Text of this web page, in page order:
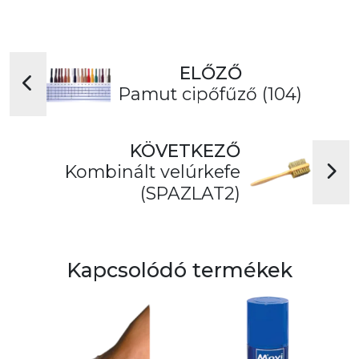
ELŐZŐ
Pamut cipőfűző (104)
KÖVETKEZŐ
Kombinált velúrkefe
(SPAZLAT2)
Kapcsolódó termékek